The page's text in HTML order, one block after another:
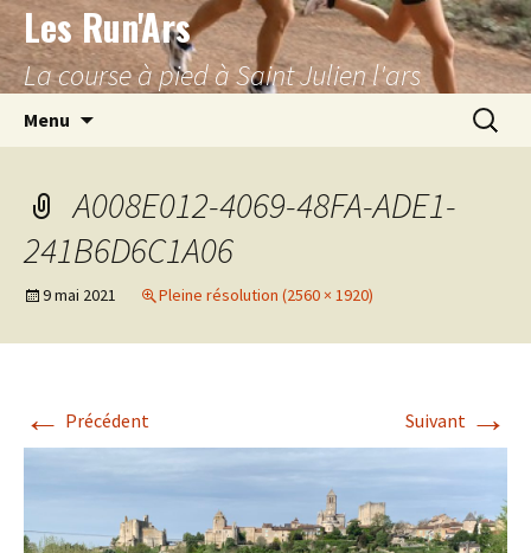
Aller
au
contenu
Les Run'Ars
La course à pied à Saint Julien l'ars
Menu
A008E012-4069-48FA-ADE1-
241B6D6C1A06
9 mai 2021 Pleine résolution (2560 × 1920)
← Précédent Suivant →